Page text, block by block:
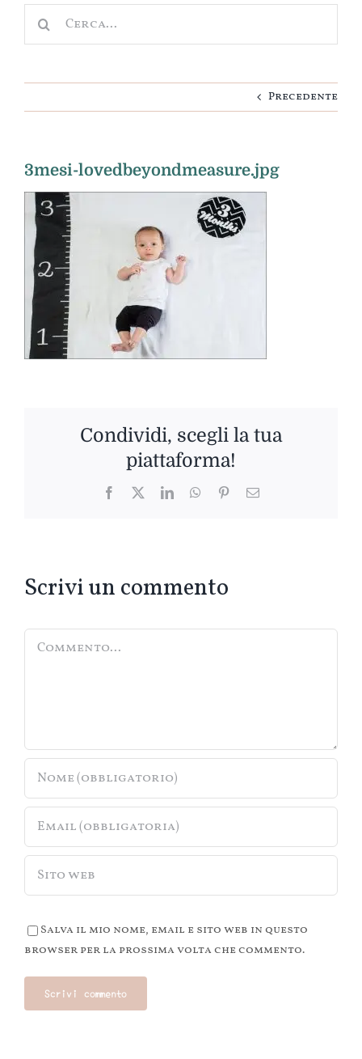
Nascita
per:
Precedente
3mesi-lovedbeyondmeasure.jpg
Condividi, scegli la tua
piattaforma!
Facebook
TwitterLinkedInWhatsApp
PinterestEmail
Scrivi un commento
Salva il mio nome, email e sito web in questo
browser per la prossima volta che commento.